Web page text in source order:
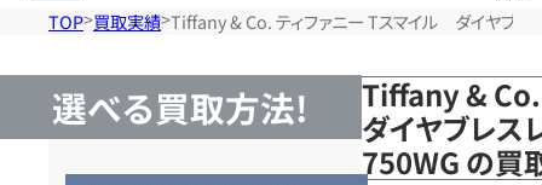
TOP 買取実績 Tiffany & Co. ティファニー Tスマイル ダイヤブレ
選べる買取方法!
Tiffany &
ダイヤブレス
750WG の買